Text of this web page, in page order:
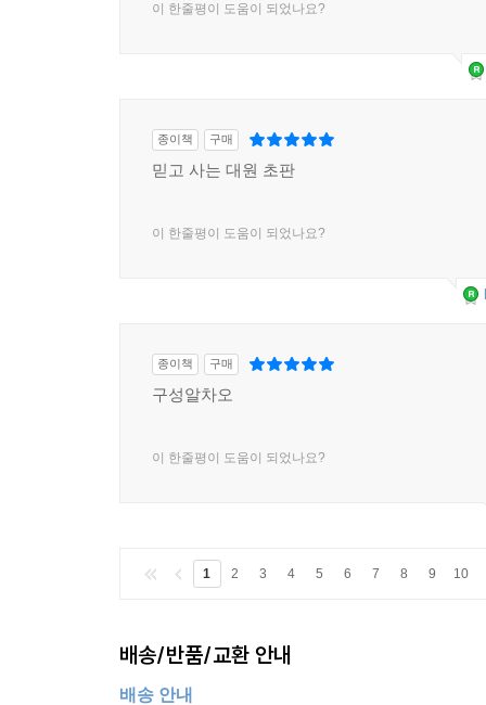
이 한줄평이 도움이 되었나요?
종이책 구매
믿고 사는 대원 초판
이 한줄평이 도움이 되었나요?
종이책 구매
구성알차오
이 한줄평이 도움이 되었나요?
1 2 3 4 5 6 7 8 9 10
배송/반품/교환 안내
배송 안내